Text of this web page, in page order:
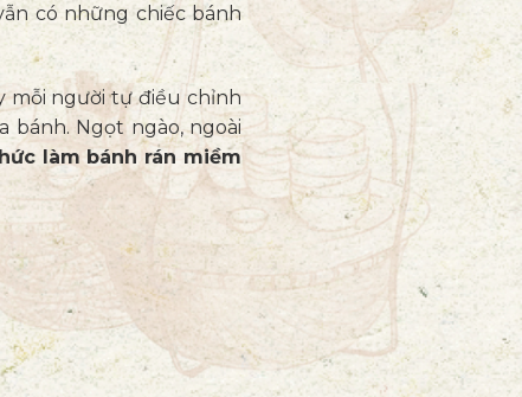
có những chiếc bánh
mỗi người tự điều chỉnh
Ngọt ngào, ngoài
làm bánh rán miềm